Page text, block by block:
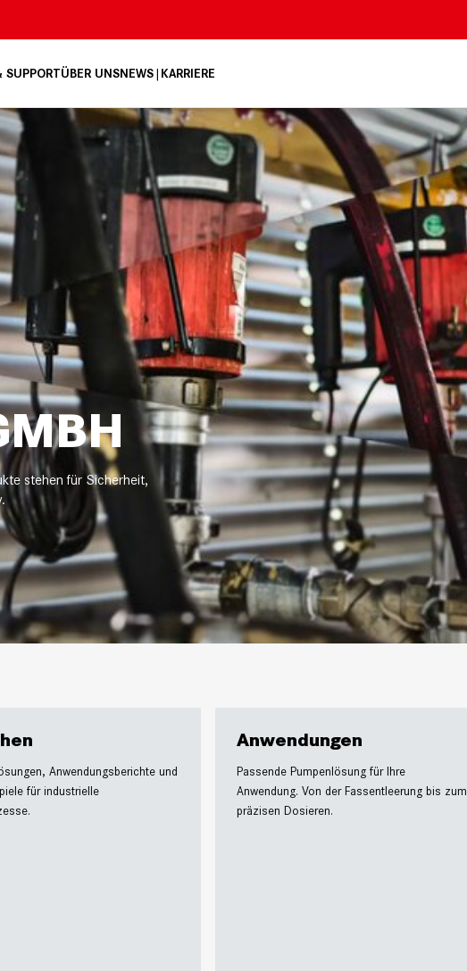
SUPPORTÜBER UNSNEWS KARRIERE
stehen für Sicherheit,
Anwendungsberichte und
für industrielle
Anwendungen
Passende Pumpenlösung für Ihre
Anwendung. Von der Fassentleerung bis zum
präzisen Dosieren.